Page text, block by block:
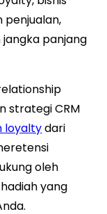
penjualan,
panjang
strategi CRM
loyaltydari
oleh
yang